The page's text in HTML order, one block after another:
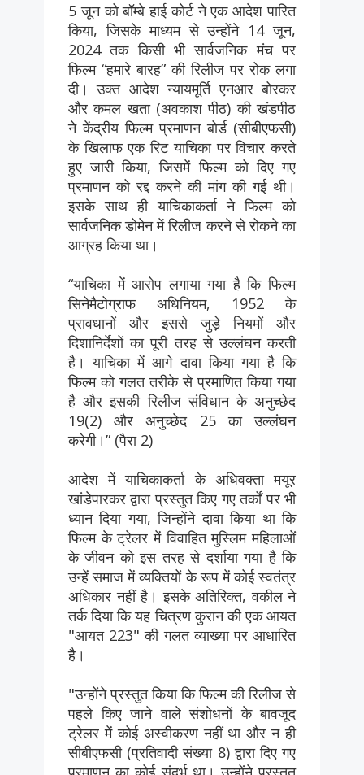
5 जून को बॉम्बे हाई कोर्ट ने एक आदेश पारित
किया, जिसके माध्यम से उन्होंने 14 जून,
2024 तक किसी भी सार्वजनिक मंच पर
फिल्म “हमारे बारह” की रिलीज पर रोक लगा
दी। उक्त आदेश न्यायमूर्ति एनआर बोरकर
और कमल खता (अवकाश पीठ) की खंडपीठ
ने केंद्रीय फिल्म प्रमाणन बोर्ड (सीबीएफसी)
के खिलाफ एक रिट याचिका पर विचार करते
हुए जारी किया, जिसमें फिल्म को दिए गए
प्रमाणन को रद्द करने की मांग की गई थी।
इसके साथ ही याचिकाकर्ता ने फिल्म को
सार्वजनिक डोमेन में रिलीज करने से रोकने का
आग्रह किया था।
“याचिका में आरोप लगाया गया है कि फिल्म
सिनेमैटोग्राफ अधिनियम, 1952 के
प्रावधानों और इससे जुड़े नियमों और
दिशानिर्देशों का पूरी तरह से उल्लंघन करती
है। याचिका में आगे दावा किया गया है कि
फिल्म को गलत तरीके से प्रमाणित किया गया
है और इसकी रिलीज संविधान के अनुच्छेद
19(2) और अनुच्छेद 25 का उल्लंघन
करेगी।” (पैरा 2)
आदेश में याचिकाकर्ता के अधिवक्ता मयूर
खांडेपारकर द्वारा प्रस्तुत किए गए तर्कों पर भी
ध्यान दिया गया, जिन्होंने दावा किया था कि
फिल्म के ट्रेलर में विवाहित मुस्लिम महिलाओं
के जीवन को इस तरह से दर्शाया गया है कि
उन्हें समाज में व्यक्तियों के रूप में कोई स्वतंत्र
अधिकार नहीं है। इसके अतिरिक्त, वकील ने
तर्क दिया कि यह चित्रण कुरान की एक आयत
"आयत 223" की गलत व्याख्या पर आधारित
है।
"उन्होंने प्रस्तुत किया कि फिल्म की रिलीज से
पहले किए जाने वाले संशोधनों के बावजूद
ट्रेलर में कोई अस्वीकरण नहीं था और न ही
सीबीएफसी (प्रतिवादी संख्या 8) द्वारा दिए गए